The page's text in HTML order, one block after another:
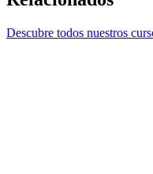
Descubre todos nuestros